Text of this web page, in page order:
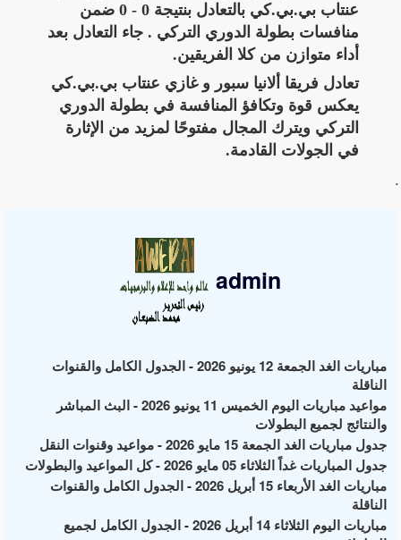
عنتاب بي.بي.كي بالتعادل بنتيجة 0 - 0 ضمن
منافسات بطولة الدوري التركي . جاء التعادل بعد
أداء متوازن من كلا الفريقين.
تعادل فريقا ألانيا سبور و غازي عنتاب بي.بي.كي
يعكس قوة وتكافؤ المنافسة في بطولة الدوري
التركي ويترك المجال مفتوحًا لمزيد من الإثارة
في الجولات القادمة.
.
admin
مباريات الغد الجمعة 12 يونيو 2026 - الجدول الكامل والقنوات
الناقلة
مواعيد مباريات اليوم الخميس 11 يونيو 2026 - البث المباشر
والنتائج لجميع البطولات
جدول مباريات الغد الجمعة 15 مايو 2026 - مواعيد وقنوات النقل
جدول المباريات غداً الثلاثاء 05 مايو 2026 - كل المواعيد والبطولات
مباريات الغد الأربعاء 15 أبريل 2026 - الجدول الكامل والقنوات
الناقلة
مباريات اليوم الثلاثاء 14 أبريل 2026 - الجدول الكامل لجميع